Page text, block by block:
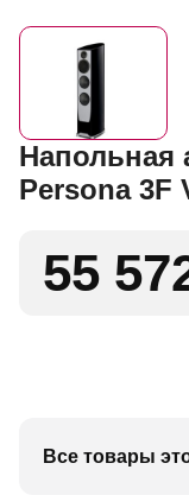
Напольная
Persona 3F
55
Все товары